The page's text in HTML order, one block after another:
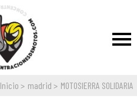
Inicio madrid MOTOSIERRA SOLIDARIA